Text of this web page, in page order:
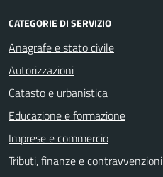
CATEGORIE DI SERVIZIO
Anagrafe e stato civile
Autorizzazioni
Catasto e urbanistica
Educazione e formazione
Imprese e commercio
Tributi, finanze e contravvenzioni